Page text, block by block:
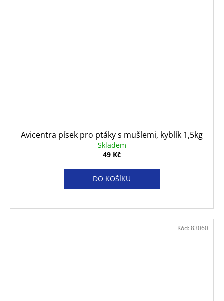
Avicentra písek pro ptáky s mušlemi, kyblík 1,5kg
Skladem
49 Kč
DO KOŠÍKU
Kód: 83060